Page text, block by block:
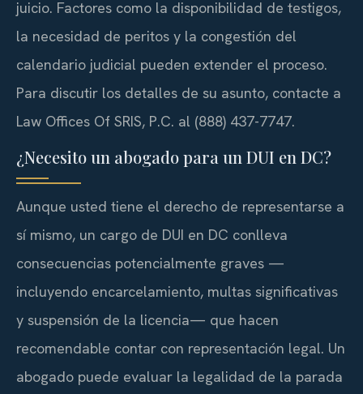
juicio. Factores como la disponibilidad de testigos,
la necesidad de peritos y la congestión del
calendario judicial pueden extender el proceso.
Para discutir los detalles de su asunto, contacte a
Law Offices Of SRIS, P.C. al (888) 437-7747.
¿Necesito un abogado para un DUI en DC?
Aunque usted tiene el derecho de representarse a
sí mismo, un cargo de DUI en DC conlleva
consecuencias potencialmente graves —
incluyendo encarcelamiento, multas significativas
y suspensión de la licencia— que hacen
recomendable contar con representación legal. Un
abogado puede evaluar la legalidad de la parada